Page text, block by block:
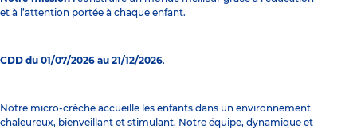
et à l’attention portée à chaque enfant.
CDD du 01/07/2026 au 21/12/2026.
Notre micro-crèche accueille les enfants dans un environnement
chaleureux, bienveillant et stimulant. Notre équipe, dynamique et